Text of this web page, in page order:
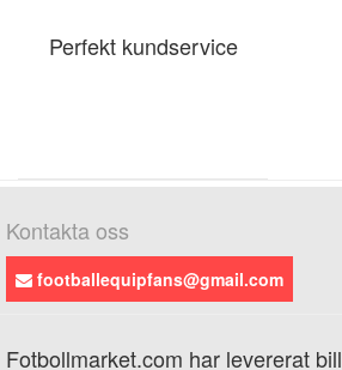
Perfekt kundservice
Kontakta oss
footballequipfans@gmail.com
Fotbollmarket.com har levererat